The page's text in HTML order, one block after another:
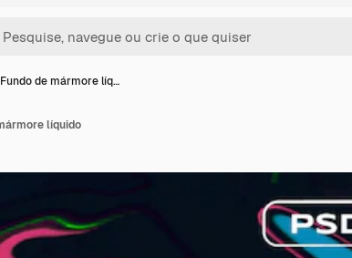
Fundo de mármore líq…
líquido